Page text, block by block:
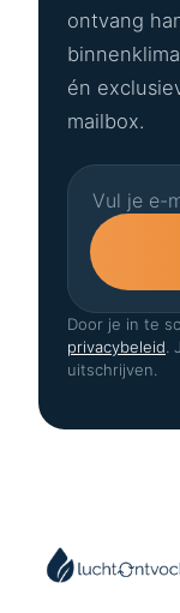
ontvang
én
mailbox.
Door je in te
privacybeleid
uitschrijven.